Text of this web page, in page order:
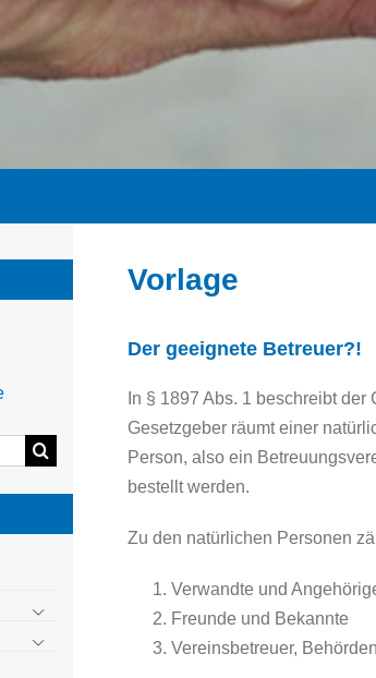
Vorlage
Der geeignete Betreuer?!
In § 1897 Abs. 1 beschreibt
Gesetzgeber räumt einer
Person, also ein
bestellt werden.
Zu den natürlichen Personen
Verwandte und
Freunde und Bekannte
Vereinsbetreuer,